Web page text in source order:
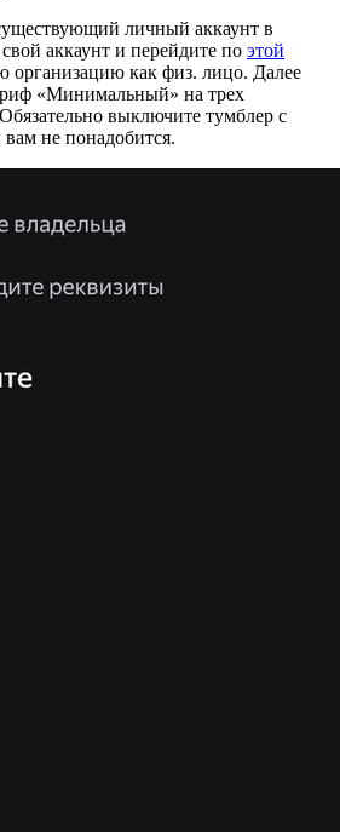
личный аккаунт в
аккаунт и перейдите по этой
организацию как физ. лицо. Далее
«Минимальный» на трех
выключите тумблер с
не понадобится.